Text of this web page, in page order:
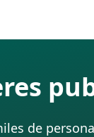
de